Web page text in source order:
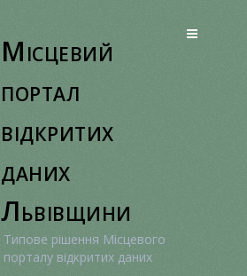
Місцевий
портал
відкритих
даних
Львівщини
Типове рішення Місцевого
порталу відкритих даних